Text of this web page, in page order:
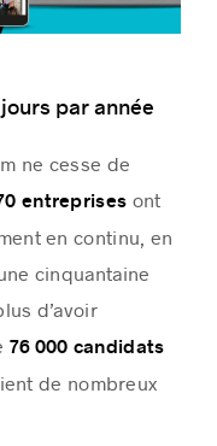
par année
ne cesse de
entreprises ont
en continu, en
cinquantaine
d’avoir
76 000 candidats
de nombreux